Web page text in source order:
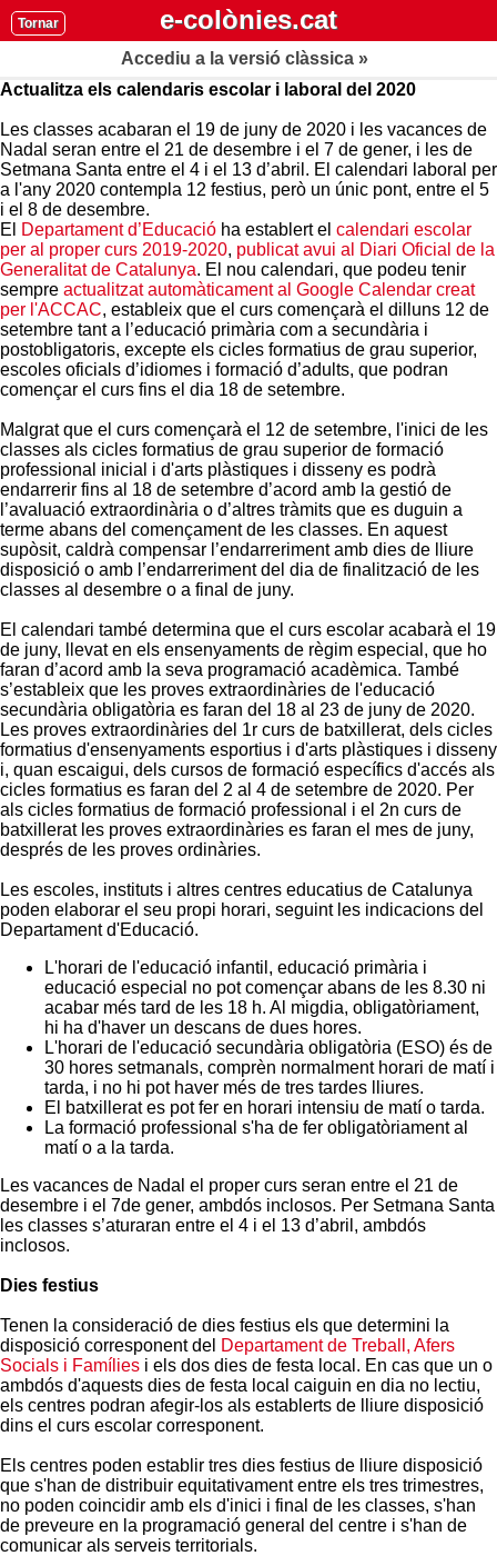
Tornar e-colònies.cat
Accediu a la versió clàssica »
Actualitza els calendaris escolar i laboral del 2020
Les classes acabaran el 19 de juny de 2020 i les vacances de
Nadal seran entre el 21 de desembre i el 7 de gener, i les de
Setmana Santa entre el 4 i el 13 d’abril. El calendari laboral per
a l'any 2020 contempla 12 festius, però un únic pont, entre el 5
i el 8 de desembre.
El
Departament d’Educació ha establert el calendari escolar
per al proper curs 2019-2020, publicat avui al Diari Oficial de la
Generalitat de Catalunya. El nou calendari, que podeu tenir
sempre actualitzat automàticament al Google Calendar creat
per l'ACCAC, estableix que el curs començarà el dilluns 12 de
setembre tant a l’educació primària com a secundària i
postobligatoris, excepte els cicles formatius de grau superior,
escoles oficials d’idiomes i formació d’adults, que podran
començar el curs fins el dia 18 de setembre.
Malgrat que el curs començarà el 12 de setembre, l'inici de les
classes als cicles formatius de grau superior de formació
professional inicial i d'arts plàstiques i disseny es podrà
endarrerir fins al 18 de setembre d’acord amb la gestió de
l’avaluació extraordinària o d’altres tràmits que es duguin a
terme abans del començament de les classes. En aquest
supòsit, caldrà compensar l’endarreriment amb dies de lliure
disposició o amb l’endarreriment del dia de finalització de les
classes al desembre o a final de juny.
El calendari també determina que el curs escolar acabarà el 19
de juny, llevat en els ensenyaments de règim especial, que ho
faran d’acord amb la seva programació acadèmica. També
s’estableix que les proves extraordinàries de l'educació
secundària obligatòria es faran del 18 al 23 de juny de 2020.
Les proves extraordinàries del 1r curs de batxillerat, dels cicles
formatius d'ensenyaments esportius i d'arts plàstiques i disseny
i, quan escaigui, dels cursos de formació específics d'accés als
cicles formatius es faran del 2 al 4 de setembre de 2020. Per
als cicles formatius de formació professional i el 2n curs de
batxillerat les proves extraordinàries es faran el mes de juny,
després de les proves ordinàries.
Les escoles, instituts i altres centres educatius de Catalunya
poden elaborar el seu propi horari, seguint les indicacions del
Departament d'Educació.
L'horari de l'educació infantil, educació primària i
educació especial no pot començar abans de les 8.30 ni
acabar més tard de les 18 h. Al migdia, obligatòriament,
hi ha d'haver un descans de dues hores.
L'horari de l'educació secundària obligatòria (ESO) és de
30 hores setmanals, comprèn normalment horari de matí i
tarda, i no hi pot haver més de tres tardes lliures.
El batxillerat es pot fer en horari intensiu de matí o tarda.
La formació professional s'ha de fer obligatòriament al
matí o a la tarda.
Les vacances de Nadal el proper curs seran entre el 21 de
desembre i el 7de gener, ambdós inclosos. Per Setmana Santa
les classes s’aturaran entre el 4 i el 13 d’abril, ambdós
inclosos.
Dies festius
Tenen la consideració de dies festius els que determini la
disposició corresponent del Departament de Treball, Afers
Socials i Famílies i els dos dies de festa local. En cas que un o
ambdós d'aquests dies de festa local caiguin en dia no lectiu,
els centres podran afegir-los als establerts de lliure disposició
dins el curs escolar corresponent.
Els centres poden establir tres dies festius de lliure disposició
que s'han de distribuir equitativament entre els tres trimestres,
no poden coincidir amb els d'inici i final de les classes, s'han
de preveure en la programació general del centre i s'han de
comunicar als serveis territorials.